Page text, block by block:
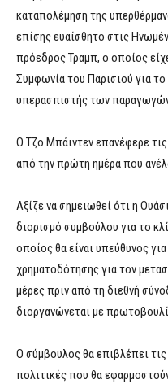
καταπολέμηση της
επίσης ευαίσθητο στις
πρόεδρος Τραμπ, ο οποίος
Συμφωνία του Παρισιού για
υπερασπιστής των
Ο Τζο Μπάιντεν επανέφερε
από την πρώτη ημέρα που
Αξίζε να σημειωθεί ότι η
διορισμό συμβούλου για το
οποίος θα είναι υπεύθυνος
χρηματοδότησης για τον
μέρες πριν από τη διεθνή
διοργανώνεται με
Ο σύμβουλος θα επιβλέπει
πολιτικές που θα